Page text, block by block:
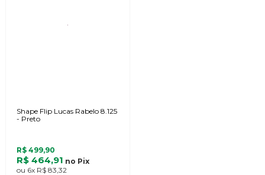
Shape Flip Lucas Rabelo 8.125
- Preto
R$ 499,90
R$ 464,91 no Pix
ou 6x R$ 83,32